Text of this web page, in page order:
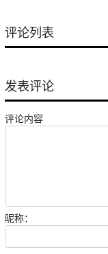
评论列表
发表评论
评论内容
昵称：